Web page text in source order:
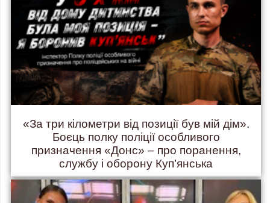
«За три кілометри від позиції був мій дім».
Боєць полку поліції особливого
призначення «Донс» – про поранення,
службу і оборону Куп’янська